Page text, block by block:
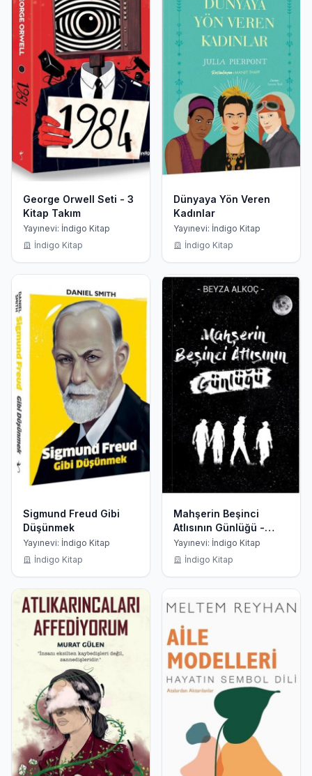
George Orwell Seti - 3
Kitap Takım
Yayınevi: İndigo Kitap
İndigo Kitap
Dünyaya Yön Veren
Kadınlar
Yayınevi: İndigo Kitap
İndigo Kitap
Sigmund Freud Gibi
Düşünmek
Yayınevi: İndigo Kitap
İndigo Kitap
Mahşerin Beşinci
Atlısının Günlüğü -
Defter
Yayınevi: İndigo Kitap
İndigo Kitap